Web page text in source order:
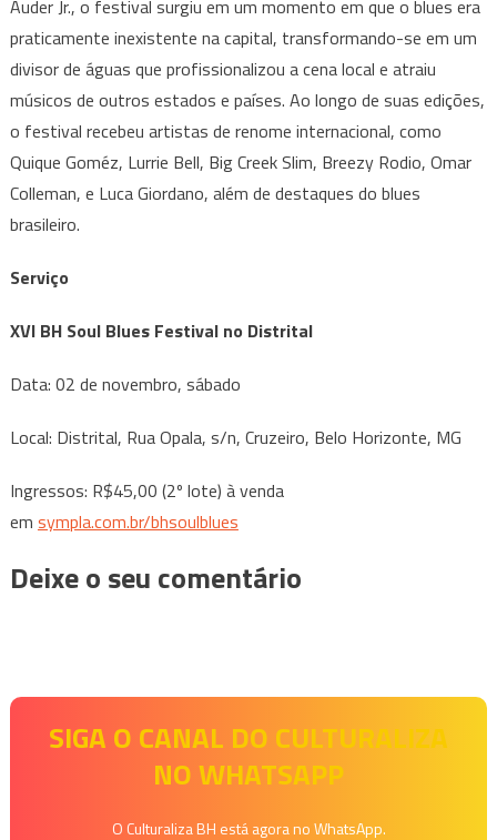
Auder Jr., o festival surgiu em um momento em que o blues era
praticamente inexistente na capital, transformando-se em um
divisor de águas que profissionalizou a cena local e atraiu
músicos de outros estados e países. Ao longo de suas edições,
o festival recebeu artistas de renome internacional, como
Quique Goméz, Lurrie Bell, Big Creek Slim, Breezy Rodio, Omar
Colleman, e Luca Giordano, além de destaques do blues
brasileiro.
Serviço
XVI BH Soul Blues Festival no Distrital
Data: 02 de novembro, sábado
Local: Distrital, Rua Opala, s/n, Cruzeiro, Belo Horizonte, MG
Ingressos: R$45,00 (2º lote) à venda
em sympla.com.br/bhsoulblues
Deixe o seu comentário
SIGA O CANAL DO CULTURALIZA
NO WHATSAPP
O Culturaliza BH está agora no WhatsApp.